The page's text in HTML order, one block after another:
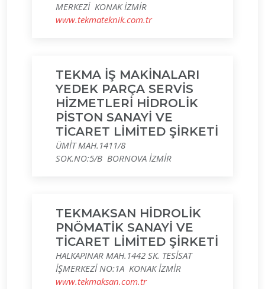
MERKEZİ KONAK İZMİR
www.tekmateknik.com.tr
TEKMA İŞ MAKİNALARI
YEDEK PARÇA SERVİS
HİZMETLERİ HİDROLİK
PİSTON SANAYİ VE
TİCARET LİMİTED ŞİRKETİ
ÜMİT MAH.1411/8
SOK.NO:5/B BORNOVA İZMİR
TEKMAKSAN HİDROLİK
PNÖMATİK SANAYİ VE
TİCARET LİMİTED ŞİRKETİ
HALKAPINAR MAH.1442 SK. TESİSAT
İŞMERKEZİ NO:1A KONAK İZMİR
www.tekmaksan.com.tr